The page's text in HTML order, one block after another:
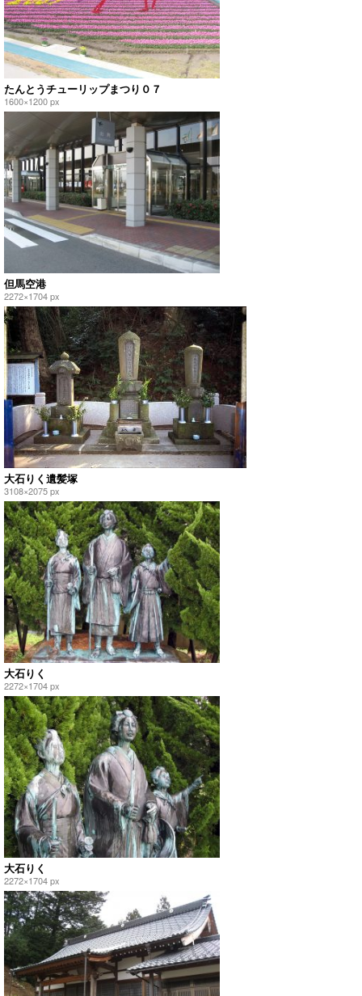
たんとうチューリップまつり０７
1600×1200 px
但馬空港
2272×1704 px
大石りく遺髪塚
3108×2075 px
大石りく
2272×1704 px
大石りく
2272×1704 px